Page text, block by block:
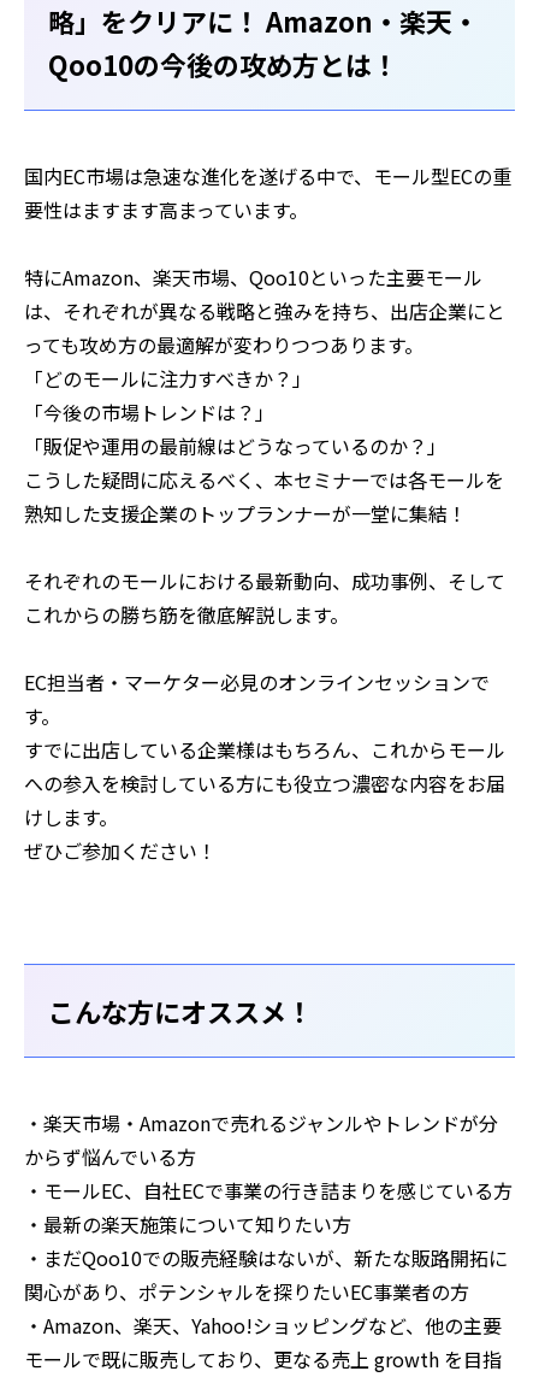
略」をクリアに！ Amazon・楽天・
Qoo10の今後の攻め方とは！
国内EC市場は急速な進化を遂げる中で、モール型ECの重
要性はますます高まっています。
特にAmazon、楽天市場、Qoo10といった主要モール
は、それぞれが異なる戦略と強みを持ち、出店企業にと
っても攻め方の最適解が変わりつつあります。
「どのモールに注力すべきか？」
「今後の市場トレンドは？」
「販促や運用の最前線はどうなっているのか？」
こうした疑問に応えるべく、本セミナーでは各モールを
熟知した支援企業のトップランナーが一堂に集結！
それぞれのモールにおける最新動向、成功事例、そして
これからの勝ち筋を徹底解説します。
EC担当者・マーケター必見のオンラインセッションで
す。
すでに出店している企業様はもちろん、これからモール
への参入を検討している方にも役立つ濃密な内容をお届
けします。
ぜひご参加ください！
こんな方にオススメ！
・楽天市場・Amazonで売れるジャンルやトレンドが分
からず悩んでいる方
・モールEC、自社ECで事業の行き詰まりを感じている方
・最新の楽天施策について知りたい方
・まだQoo10での販売経験はないが、新たな販路開拓に
関心があり、ポテンシャルを探りたいEC事業者の方
・Amazon、楽天、Yahoo!ショッピングなど、他の主要
モールで既に販売しており、更なる売上 growth を目指